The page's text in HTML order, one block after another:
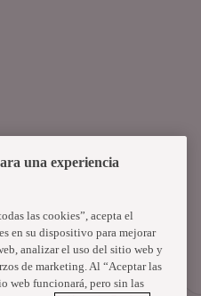
una experiencia
las cookies”, acepta el
en su dispositivo para mejorar
analizar el uso del sitio web y
de marketing. Al “Aceptar las
web funcionará, pero sin las